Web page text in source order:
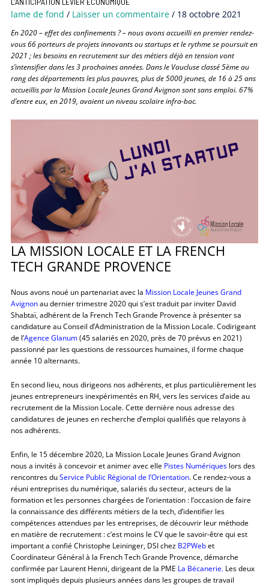
lame de fond / Laisser un commentaire / 18 octobre 2021
En 2020 – effet des confinements ? – nous avons accueilli en premier rendez-
vous 66 porteurs de projets innovants ou startups et le rythme se poursuit en
2021 ; les besoins en recrutement sur des métiers déjà en tension vont
s’intensifier dans les 3 prochaines années. Dans le Vaucluse classé 5ème au
rang des départements les plus pauvres, plus de 5000 jeunes, de 16 à 25 ans
accueillis par la Mission Locale Jeunes Grand Avignon sont sans emploi. 67%
d’entre eux, en 2019, avaient un niveau scolaire infra-bac.
LA MISSION LOCALE ET LA FRENCH
TECH GRANDE PROVENCE
Nous avons noué un partenariat avec la Mission Locale Jeunes Grand
Avignonau dernier trimestre 2020 qui s’est traduit par inviter David
Shabtaï, adhérent de la French Tech Grande Provence à présenter sa
candidature au Conseil d’Administration de la Mission Locale. Codirigeant
de l’Agence Glanum(45 salariés en 2020, près de 70 prévus en 2021)
passionné par les questions de ressources humaines, il forme chaque
année 10 alternants.
En second lieu, nous dirigeons nos adhérents, et plus particulièrement les
jeunes entrepreneurs inexpérimentés en RH, vers les services d’aide au
recrutement de la Mission Locale. Cette dernière nous adresse des
candidatures de jeunes en recherche d’emploi qualifiés que relayons à
nos adhérents.
Enfin, le 15 décembre 2020, La Mission Locale Jeunes Grand Avignon
nous a invités à concevoir et animer avec elle Pistes Numériques lors des
rencontres duService Public Régional de l’Orientation. Ce rendez-vous a
réuni entreprises du numérique, salariés du secteur, acteurs de la
formation et les personnes chargées de l’orientation : l’occasion de faire
la connaissance des différents métiers de la tech, d’identifier les
compétences attendues par les entreprises, de découvrir leur méthode
en matière de recrutement : c’est moins le CV que le savoir-être qui est
important a confié Christophe Leininger, DSI chez B2PWebet
Coordinateur Général à la French Tech Grande Provence, démarche
confirmée par Laurent Henni, dirigeant de la PME La Bécanerie. Les deux
sont impliqués depuis plusieurs années dans les groupes de travail